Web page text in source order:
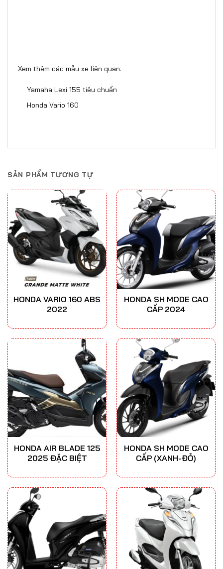
Xem thêm các mẫu xe liên quan:
Yamaha Lexi 155 tiêu chuẩn
Honda Vario 160
SẢN PHẨM TƯƠNG TỰ
HONDA VARIO 160 ABS
2022
HONDA SH MODE CAO
CẤP 2024
HONDA AIR BLADE 125
2025 ĐẶC BIỆT
HONDA SH MODE CAO
CẤP (XANH-ĐỎ)